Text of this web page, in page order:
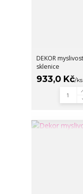
DEKOR
sklenice
933,0 Kč/ks